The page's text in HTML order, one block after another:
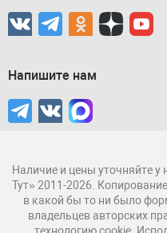
Напишите нам
Наличие и цены уточняйте
Тут» 2011-2026.
в какой бы то ни было
владельцев авторских